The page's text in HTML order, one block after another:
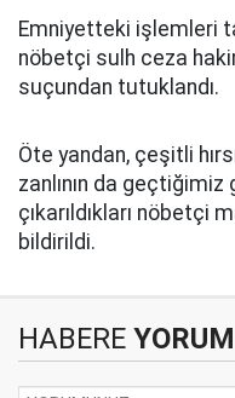
Emniyetteki işlemleri
nöbetçi sulh ceza
suçundan tutuklandı.
Öte yandan, çeşitli
zanlının da geçtiğimiz
çıkarıldıkları nöbetçi
bildirildi.
HABERE